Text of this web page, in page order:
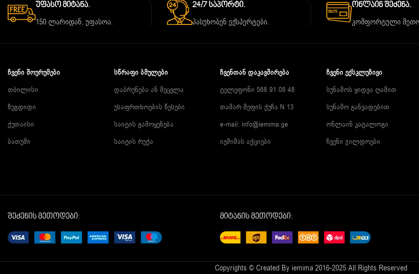
Უფასო Მიტანა.
150 ლარიდან, უფასოა.
24/7 Საპორტი.
პასუხობენ ექსპერტები.
Ონლაინ Შეძენა.
კომფორტული
ᲩᲕᲔᲜᲘ ᲨᲝᲣᲠᲣᲛᲔᲑᲘ
თბილისი
ზუგდიდი
ქუთაისი
ბათუმი
ᲡᲬᲠᲐᲤᲘ ᲑᲛᲣᲚᲔᲑᲘ
დაბრუნება ან შეცვლა
უსაფრთხოების წესები
საიტის გამოყენება
საიტის რუქა
ᲩᲕᲔᲜᲗᲐᲜ ᲓᲐᲙᲐᲕᲨᲘᲠᲔᲑᲐ
ტელეფონი 568 91 08 48
თამარ მეფის ქუჩა N 13
e-mail: info@iemima.ge
იემიმას აქციები
ᲩᲕᲔᲜᲘ ᲔᲥᲡᲙᲚᲣᲖᲘᲕᲘ
სუნამოს ყიდვა ღამით
სუნამო განვადებით
ონლაინ კატალოგი
ჩვენი ჯილდოები
შეძენის მეთოდები: მიტანის მეთოდები:
Copyrights © Created By iemima 2016-2025 All Rights Reserved